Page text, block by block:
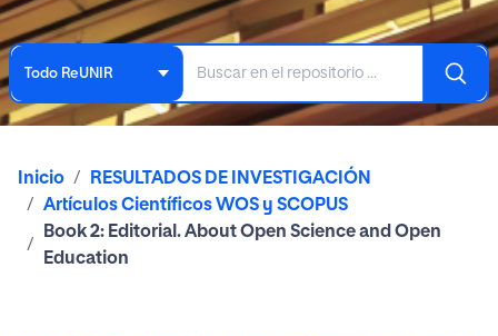
Todo ReUNIR
Inicio
RESULTADOS DE INVESTIGACIÓN
Artículos Científicos WOS y SCOPUS
Book 2: Editorial. About Open Science and Open
Education